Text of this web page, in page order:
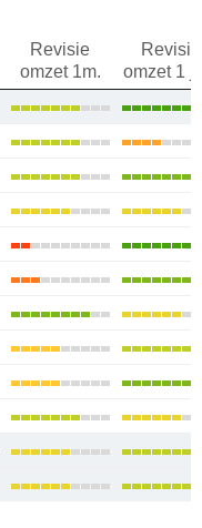
Revisie
omzet 1m.
Revisie
omzet 1